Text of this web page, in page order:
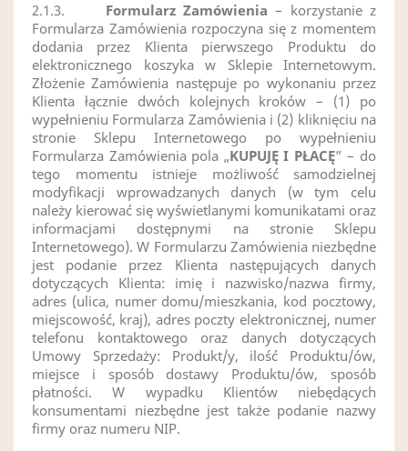
2.1.3.
Formularz Zamówienia – korzystanie z
Formularza Zamówienia rozpoczyna się z momentem
dodania przez Klienta pierwszego Produktu do
elektronicznego koszyka w Sklepie Internetowym.
Złożenie Zamówienia następuje po wykonaniu przez
Klienta łącznie dwóch kolejnych kroków – (1) po
wypełnieniu Formularza Zamówienia i (2) kliknięciu na
stronie Sklepu Internetowego po wypełnieniu
Formularza Zamówienia pola „KUPUJĘ I PŁACĘ” – do
tego momentu istnieje możliwość samodzielnej
modyfikacji wprowadzanych danych (w tym celu
należy kierować się wyświetlanymi komunikatami oraz
informacjami dostępnymi na stronie Sklepu
Internetowego). W Formularzu Zamówienia niezbędne
jest podanie przez Klienta następujących danych
dotyczących Klienta: imię i nazwisko/nazwa firmy,
adres (ulica, numer domu/mieszkania, kod pocztowy,
miejscowość, kraj), adres poczty elektronicznej, numer
telefonu kontaktowego oraz danych dotyczących
Umowy Sprzedaży: Produkt/y, ilość Produktu/ów,
miejsce i sposób dostawy Produktu/ów, sposób
płatności. W wypadku Klientów niebędących
konsumentami niezbędne jest także podanie nazwy
firmy oraz numeru NIP.